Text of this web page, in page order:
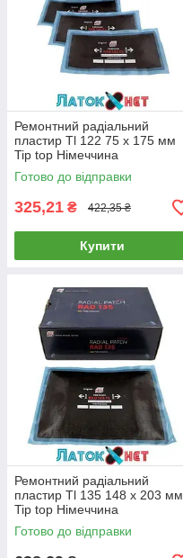
Ремонтний радіальний
пластир Tl 122 75 х 175 мм
Tip top Німеччина
Готово до відправки
325,21 ₴ 422,35 ₴
Купити
Ремонтний радіальний
пластир Tl 135 148 х 203 мм
Tip top Німеччина
Готово до відправки